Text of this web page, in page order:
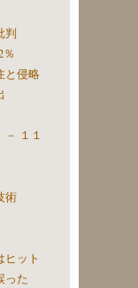
判
と侵略
１１
術
ット
った